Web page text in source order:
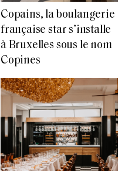
Copains, la boulangerie
française star s’installe
à Bruxelles sous le nom
Copines